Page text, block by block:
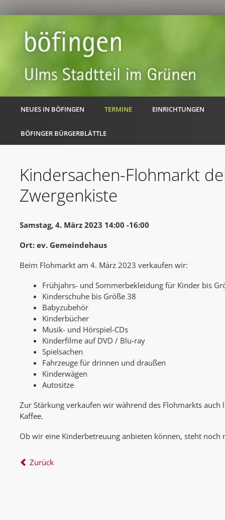
NEUES IN BÖFINGEN TERMINE EINRICHTUNGEN
BÖFINGER BÜRGERBLÄTTLE
Kindersachen-Flohmarkt
Zwergenkiste
Samstag, 4. März 2023 14:00 -16:00
Ort: ev. Gemeindehaus
Beim Flohmarkt am 4. März 2023 verkaufen wir:
Frühjahrs- und Sommer­bekleidung für Kinder bis
Kinderschuhe bis Größe 38
Babyzubehör
Kinderbücher
Musik- und Hörspiel-CDs
Kinderfilme auf DVD / Blu-ray
Spielsachen
Fahrzeuge für drinnen und draußen
Kinderwägen
Autositze
Zur Stärkung verkaufen wir während des Flohmarkts auch
Kaffee.
Ob wir eine Kinderbetreuung anbieten können, steht noch
Zurück